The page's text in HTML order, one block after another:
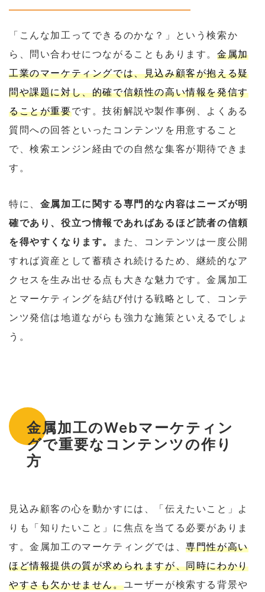
「こんな加工ってできるのかな？」という検索か
ら、問い合わせにつながることもあります。金属加
工業のマーケティングでは、見込み顧客が抱える疑
問や課題に対し、的確で信頼性の高い情報を発信す
ることが重要です。技術解説や製作事例、よくある
質問への回答といったコンテンツを用意すること
で、検索エンジン経由での自然な集客が期待できま
す。
特に、 金属加工に関する専門的な内容はニーズが明
確であり、役立つ情報であればあるほど読者の信頼
を得やすくなります。
また、コンテンツは一度公開
すれば資産として蓄積され続けるため、継続的なア
クセスを生み出せる点も大きな魅力です。金属加工
とマーケティングを結び付ける戦略として、コンテ
ンツ発信は地道ながらも強力な施策といえるでしょ
う。
金属加工のWebマーケティン
グで重要なコンテンツの作り
方
見込み顧客の心を動かすには、「伝えたいこと」よ
りも「知りたいこと」に焦点を当てる必要がありま
す。金属加工のマーケティングでは、専門性が高い
ほど情報提供の質が求められますが、同時にわかり
やすさも欠かせません。ユーザーが検索する背景や